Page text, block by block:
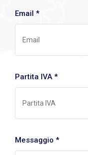
Email *
Partita IVA *
Messaggio *